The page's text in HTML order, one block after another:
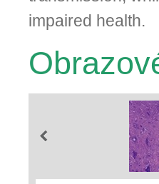
impaired health.